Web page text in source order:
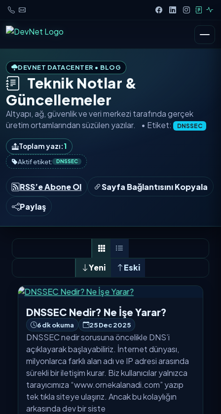
DEVNET DATACENTER • BLOG
Teknik Notlar &
Güncellemeler
Altyapı, ağ, güvenlik ve veri merkezi tarafında gerçek
üretim ortamlarından süzülen yazılar. • Etiket: DNSSEC
Toplam yazı:1
Aktif etiket:
DNSSEC
RSS’e Abone Ol
Sayfa Bağlantısını Kopyala
Paylaş
Yeni Eski
DNSSEC Nedir? Ne İşe Yarar?
6 dk okuma 25 Dec 2025
DNSSEC nedir sorusuna öncelikle DNS’i
açıklayarak başlayabiliriz. İnternet dünyası,
milyonlarca farklı alan adı ve IP adresi arasında
sürekli bir iletişim kurar. Biz kullanıcılar yalnızca
tarayıcımıza “www.ornekalanadi.com” yazıp
tek tıkla siteye ulaşırız. Ancak bu kolaylığın
arkasında dev bir siste